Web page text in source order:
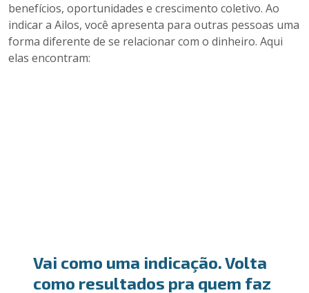
benefícios, oportunidades e crescimento coletivo. Ao
indicar a Ailos, você apresenta para outras pessoas uma
forma diferente de se relacionar com o dinheiro. Aqui
elas encontram:
Vai como uma indicação. Volta
como resultados pra quem faz